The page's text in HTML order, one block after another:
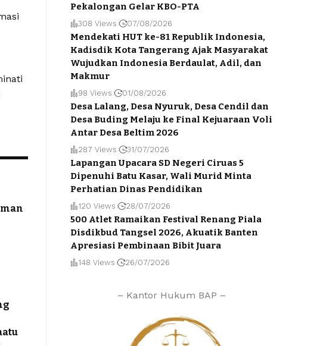
Pekalongan Gelar KBO-PTA
308 Views 07/08/2026
Mendekati HUT ke-81 Republik Indonesia,
Kadisdik Kota Tangerang Ajak Masyarakat
Wujudkan Indonesia Berdaulat, Adil, dan
Makmur
98 Views 01/08/2026
Desa Lalang, Desa Nyuruk, Desa Cendil dan
Desa Buding Melaju ke Final Kejuaraan Voli
Antar Desa Beltim 2026
287 Views 31/07/2026
Lapangan Upacara SD Negeri Ciruas 5
Dipenuhi Batu Kasar, Wali Murid Minta
Perhatian Dinas Pendidikan
120 Views 28/07/2026
500 Atlet Ramaikan Festival Renang Piala
Disdikbud Tangsel 2026, Akuatik Banten
Apresiasi Pembinaan Bibit Juara
148 Views 26/07/2026
– Kantor Hukum BAP –